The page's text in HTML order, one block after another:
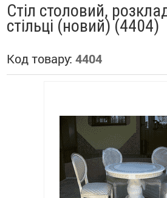
Стіл столовий,
стільці (новий) (4404)
Код товару: 4404